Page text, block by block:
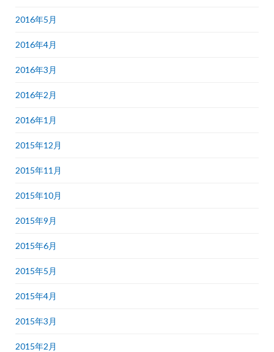
2016年5月
2016年4月
2016年3月
2016年2月
2016年1月
2015年12月
2015年11月
2015年10月
2015年9月
2015年6月
2015年5月
2015年4月
2015年3月
2015年2月